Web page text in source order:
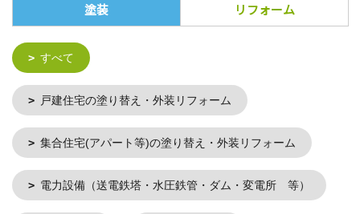
塗装 リフォーム
すべて
戸建住宅の塗り替え・外装リフォーム
集合住宅(アパート等)の塗り替え・外装リフォーム
電力設備（送電鉄塔・水圧鉄管・ダム・変電所 等）